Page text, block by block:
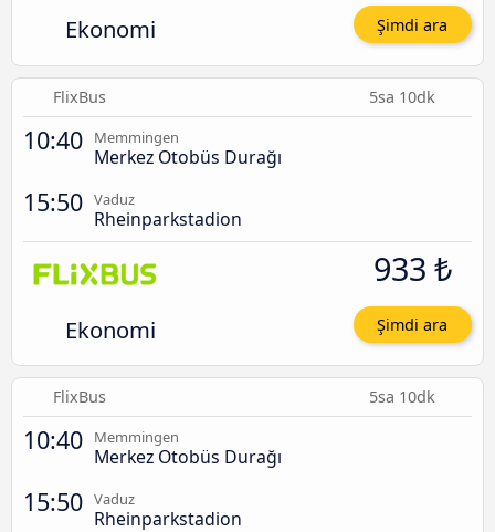
Ekonomi Şimdi ara
FlixBus 5sa 10dk
10:40 Memmingen
Merkez Otobüs Durağı
15:50 Vaduz
Rheinparkstadion
Ekonomi
933 ₺
Şimdi ara
FlixBus 5sa 10dk
10:40 Memmingen
Merkez Otobüs Durağı
15:50 Vaduz
Rheinparkstadion